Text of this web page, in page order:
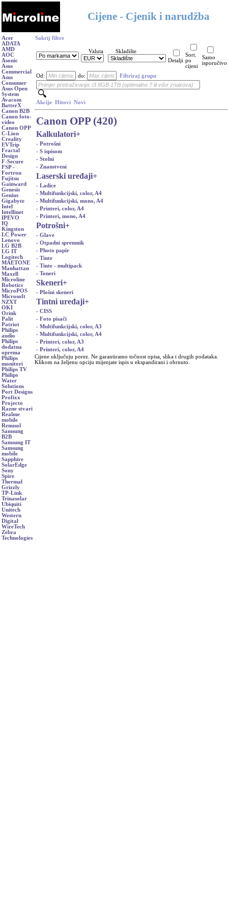
Cijene - Cjenik i narudžba
Acer
ADATA
AMD
AOC
Asonic
Asus
Commercial
Asus
Consumer
Asus Open
System
Avacom
BatterX
Canon B2B
Canon foto-
video
Canon OPP
C-Lion
Creality
EVTrip
Fractal
Design
F-Secure
FSP -
Fortron
Fujitsu
Gainward
Genesis
Genius
Gigabyte
Intel
Intellinet
IPEVO
IQ
Kingston
LC Power
Lenovo
LG B2B
LG IT
Logitech
MAETONE
Manhattan
Maxell
Microline
Robotics
MicroPOS
Microsoft
NZXT
OKI
Orink
Palit
Patriot
Philips
audio
Philips
dodatna
oprema
Philips
monitori
Philips TV
Philips
Water
Solutions
Port Designs
Profixx
Projecto
Razne stvari
Realme
mobile
Renusol
Samsung
B2B
Samsung IT
Samsung
mobile
Sapphire
SolarEdge
Sony
Spire
Thermal
Grizzly
TP-Link
Trinasolar
Ubiquiti
Unitech
Western
Digital
WireTech
Zebra
Technologies
Sakrij filtre
Valuta
Skladište
Detalji
Sort.
po
cijeni
Samo
isporučivo
Od: do: Filtriraj grupu
Akcije Hitovi Novi
Canon OPP (420)
Kalkulatori+
- Potrošni
- S ispisom
- Stolni
- Znanstveni
Laserski uređaji+
- Ladice
- Multifunkcijski, color, A4
- Multifunkcijski, mono, A4
- Printeri, color, A4
- Printeri, mono, A4
Potrošni+
- Glave
- Otpadni spremnik
- Photo papir
- Tinte
- Tinte - multipack
- Toneri
Skeneri+
- Plošni skeneri
Tintni uređaji+
- CISS
- Foto pisači
- Multifunkcijski, color, A3
- Multifunkcijski, color, A4
- Printeri, color, A3
- Printeri, color, A4
Cijene uključuju porez. Ne garantiramo točnost opisa, slika i drugih podataka.
Klikom na željenu opciju mijenjate ispis u ekspandirani i obrnuto.